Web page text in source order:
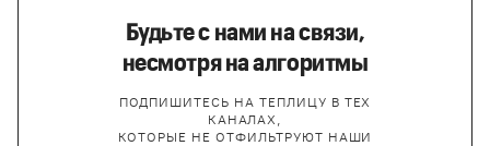
Будьте с нами на связи,
несмотря на алгоритмы
ПОДПИШИТЕСЬ НА ТЕПЛИЦУ В ТЕХ
КАНАЛАХ,
КОТОРЫЕ НЕ ОТФИЛЬТРУЮТ НАШИ